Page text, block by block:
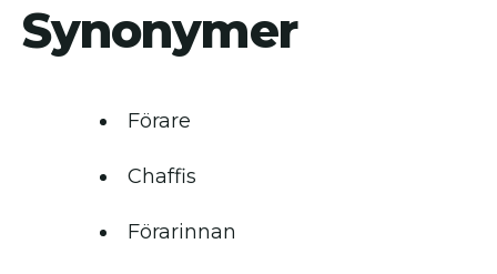
Synonymer
Förare
Chaffis
Förarinnan